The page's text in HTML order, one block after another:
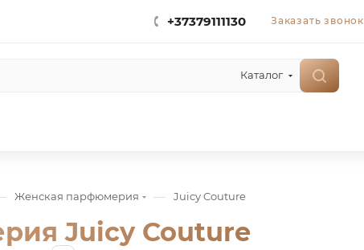
+37379111130 Заказать звонок
Каталог
Женская парфюмерия — Juicy Couture
Juicy Couture